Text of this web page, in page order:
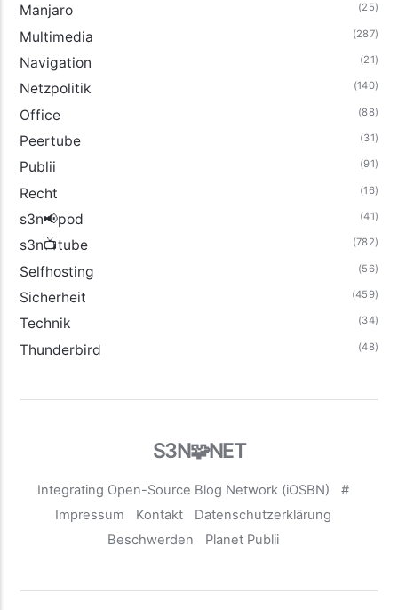
Manjaro (25)
Multimedia (287)
Navigation (21)
Netzpolitik (140)
Office (88)
Peertube (31)
Publii (91)
Recht (16)
s3n📢pod (41)
s3n📺tube (782)
Selfhosting (56)
Sicherheit (459)
Technik (34)
Thunderbird (48)
S3N🧩NET
Integrating Open-Source Blog Network (iOSBN)
#
Impressum
Kontakt
Datenschutzerklärung
Beschwerden
Planet Publii